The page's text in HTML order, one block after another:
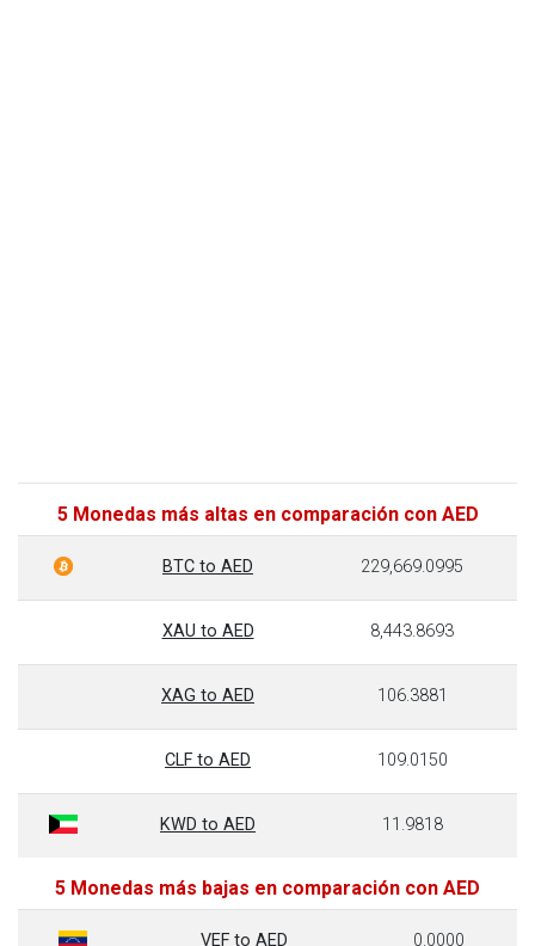
5 Monedas más altas en comparación con AED
BTC to AED 229,669.0995
XAU to AED 8,443.8693
XAG to AED 106.3881
CLF to AED 109.0150
KWD to AED 11.9818
5 Monedas más bajas en comparación con AED
VEF to AED 0.0000